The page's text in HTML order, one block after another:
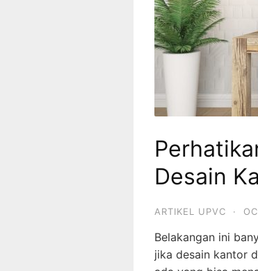
Desain
ARTIKEL UPVC ·
Belakangan ini
jika desain kantor